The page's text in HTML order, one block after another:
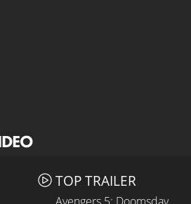
TOP TRAILER